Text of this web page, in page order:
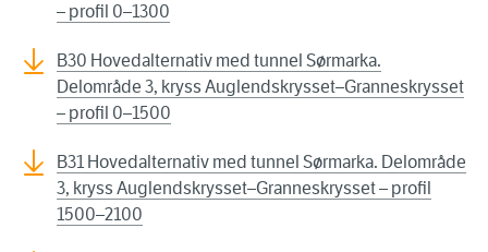
– profil 0–1300
B30 Hovedalternativ med tunnel Sørmarka.
Delområde 3, kryss Auglendskrysset–Granneskrysset
– profil 0–1500
B31 Hovedalternativ med tunnel Sørmarka. Delområde
3, kryss Auglendskrysset–Granneskrysset – profil
1500–2100